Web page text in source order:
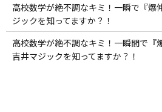
高校数学が絶不調なキミ！一瞬で『爆
ジックを知ってますか？！
高校数学が絶不調なキミ！一瞬間で『
吉井マジックを知ってますか？！